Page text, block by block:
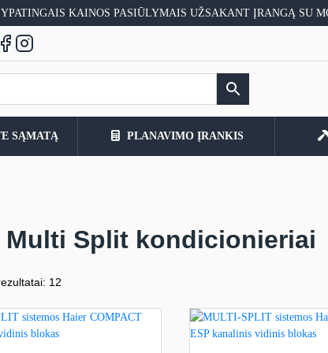
KAINOS PASIŪLYMAIS UŽSAKANT ĮRANGĄ SU
SĄMATĄ PLANAVIMO ĮRANKIS
Multi Split kondicionieriai
12